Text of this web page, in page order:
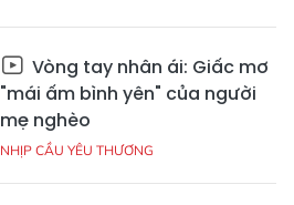
Vòng tay nhân ái: Giấc mơ
"mái ấm bình yên" của người
mẹ nghèo
NHỊP CẦU YÊU THƯƠNG